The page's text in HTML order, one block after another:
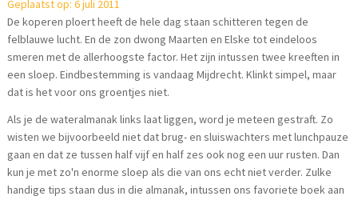
Geplaatst op: 6 juli 2011
De koperen ploert heeft de hele dag staan schitteren tegen de
felblauwe lucht. En de zon dwong Maarten en Elske tot eindeloos
smeren met de allerhoogste factor. Het zijn intussen twee kreeften in
een sloep. Eindbestemming is vandaag Mijdrecht. Klinkt simpel, maar
dat is het voor ons groentjes niet.
Als je de wateralmanak links laat liggen, word je meteen gestraft. Zo
wisten we bijvoorbeeld niet dat brug- en sluiswachters met lunchpauze
gaan en dat ze tussen half vijf en half zes ook nog een uur rusten. Dan
kun je met zo'n enorme sloep als die van ons echt niet verder. Zulke
handige tips staan dus in die almanak, intussen ons favoriete boek aan